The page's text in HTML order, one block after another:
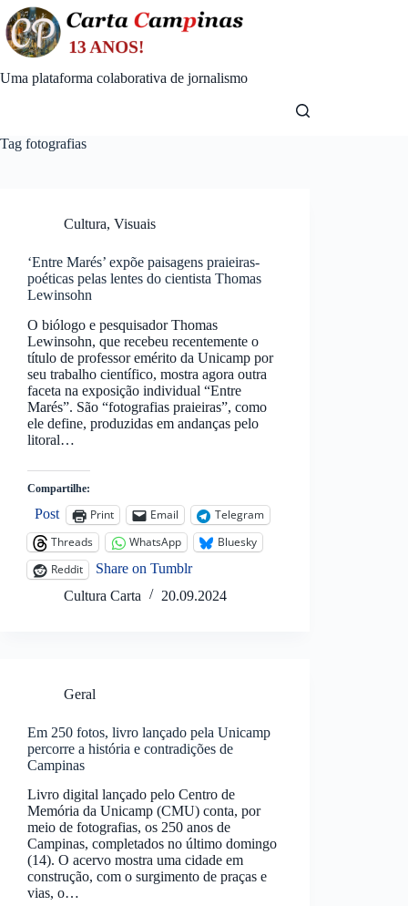
Skip
to
content
Uma plataforma colaborativa de jornalismo
Tag fotografias
Cultura, Visuais
‘Entre Marés’ expõe paisagens praieiras-
poéticas pelas lentes do cientista Thomas
Lewinsohn
O biólogo e pesquisador Thomas
Lewinsohn, que recebeu recentemente o
título de professor emérito da Unicamp por
seu trabalho científico, mostra agora outra
faceta na exposição individual “Entre
Marés”. São “fotografias praieiras”, como
ele define, produzidas em andanças pelo
litoral…
Compartilhe:
Post Print Email
Telegram
Threads
WhatsApp
Bluesky
Reddit
Share on Tumblr
Cultura Carta
20.09.2024
Geral
Em 250 fotos, livro lançado pela Unicamp
percorre a história e contradições de
Campinas
Livro digital lançado pelo Centro de
Memória da Unicamp (CMU) conta, por
meio de fotografias, os 250 anos de
Campinas, completados no último domingo
(14). O acervo mostra uma cidade em
construção, com o surgimento de praças e
vias, o…